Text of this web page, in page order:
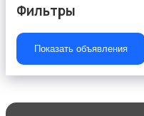
Швейное
Фильтры
Показать объявления